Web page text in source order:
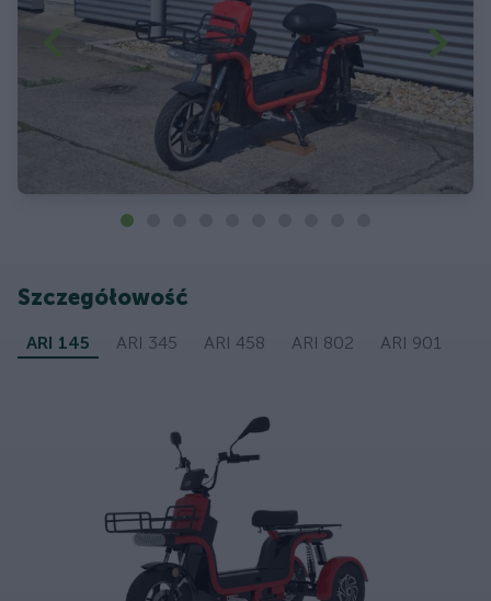
Szczegółowość
ARI 145 ARI 345 ARI 458 ARI 802 ARI 901